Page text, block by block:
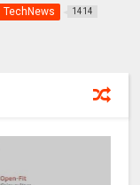
TechNews 1414